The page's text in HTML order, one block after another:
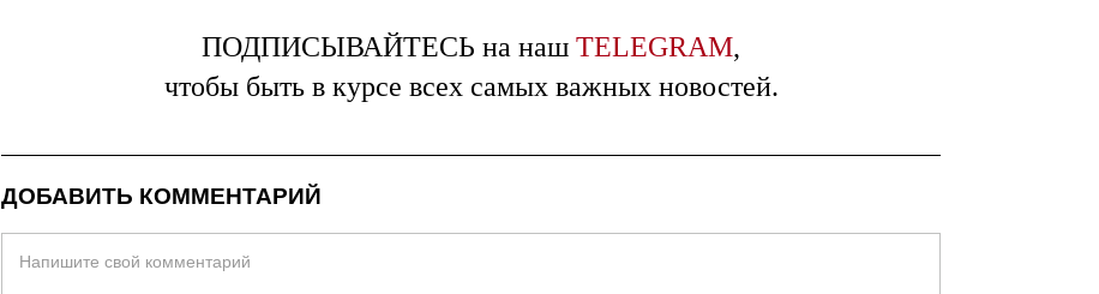
ПОДПИСЫВАЙТЕСЬ на наш TELEGRAM,
чтобы быть в курсе всех самых важных новостей.
ДОБАВИТЬ КОММЕНТАРИЙ